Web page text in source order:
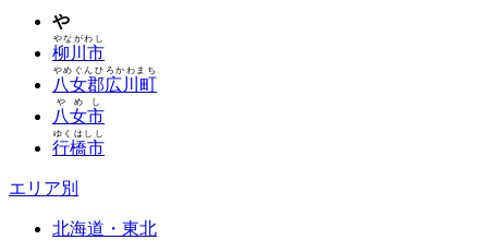
や
柳川市
やながわし
八女郡広川町
やめぐんひろかわまち
八女市
やめし
行橋市
ゆくはしし
エリア別
北海道・東北